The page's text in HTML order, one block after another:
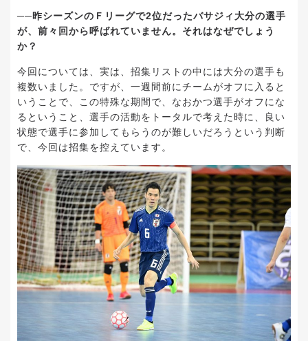
──昨シーズンのＦリーグで2位だったバサジィ大分の選手
が、前々回から呼ばれていません。それはなぜでしょう
か？
今回については、実は、招集リストの中には大分の選手も
複数いました。ですが、一週間前にチームがオフに入ると
いうことで、この特殊な期間で、なおかつ選手がオフにな
るということ、選手の活動をトータルで考えた時に、良い
状態で選手に参加してもらうのが難しいだろうという判断
で、今回は招集を控えています。